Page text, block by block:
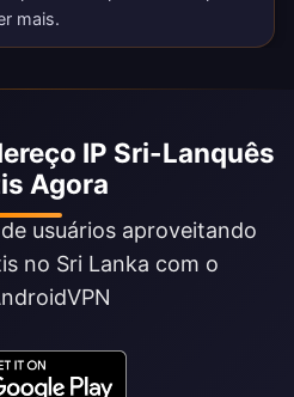
mais.
IP Sri-Lanquês
Agora
usuários aproveitando
no Sri Lanka com o